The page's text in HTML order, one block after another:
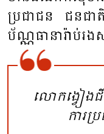
ប្រ​ជា​ជន ជន​ជា
ប័ណ្ណ​ធានា​រ៉ាប់​រ
លោក​ង្វៀង​
ការ​